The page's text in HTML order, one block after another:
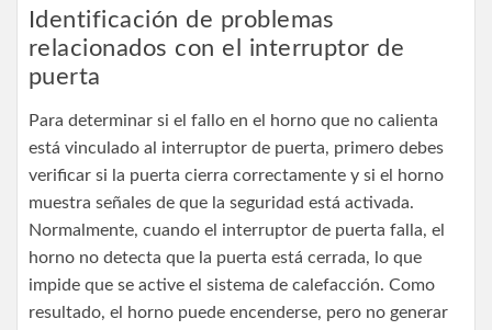
Identificación de problemas
relacionados con el interruptor de
puerta
Para determinar si el fallo en el horno que no calienta
está vinculado al interruptor de puerta, primero debes
verificar si la puerta cierra correctamente y si el horno
muestra señales de que la seguridad está activada.
Normalmente, cuando el interruptor de puerta falla, el
horno no detecta que la puerta está cerrada, lo que
impide que se active el sistema de calefacción. Como
resultado, el horno puede encenderse, pero no generar